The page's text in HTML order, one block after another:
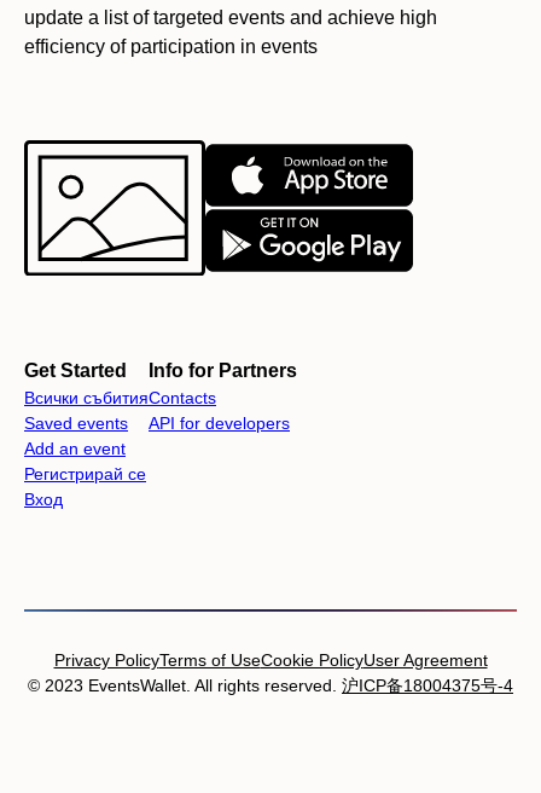
update a list of targeted events and achieve high
efficiency of participation in events
Get Started
Всички събития
Saved events
Add an event
Регистрирай се
Вход
Info for Partners
Contacts
API for developers
© 2023 EventsWallet. All rights reserved. 沪ICP备18004375号-4
Privacy PolicyTerms of UseCookie PolicyUser Agreement